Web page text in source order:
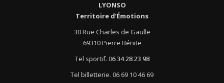
LYONSO
Territoire d’Émotions
30 Rue Charles de Gaulle
69310 Pierre Bénite
Tel sportif. 06 34 28 23 98
Tel billetterie. 06 69 10 46 69